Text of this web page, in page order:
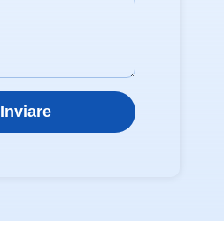
Inviare